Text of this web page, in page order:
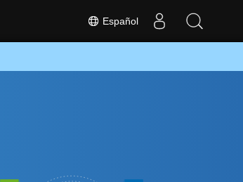
Español